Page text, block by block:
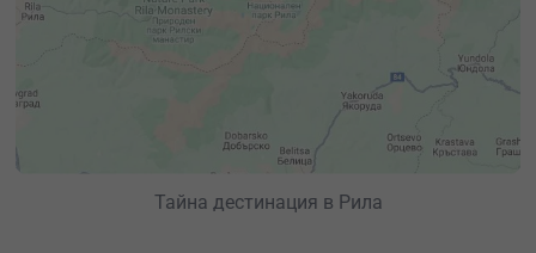
Тайна дестинация в Рила